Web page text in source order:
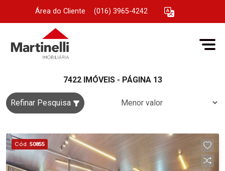
Área do Cliente (016) 3965-4242
7422 IMÓVEIS - PÁGINA 13
Refinar Pesquisa
Cód. 50855